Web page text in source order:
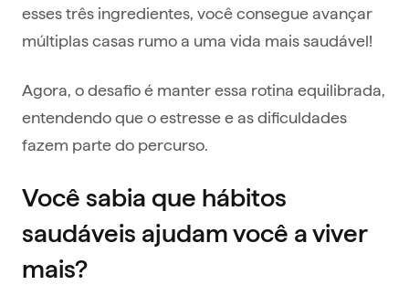
esses três ingredientes, você consegue avançar
múltiplas casas rumo a uma vida mais saudável!
Agora, o desafio é manter essa rotina equilibrada,
entendendo que o estresse e as dificuldades
fazem parte do percurso.
Você sabia que hábitos
saudáveis ajudam você a viver
mais?